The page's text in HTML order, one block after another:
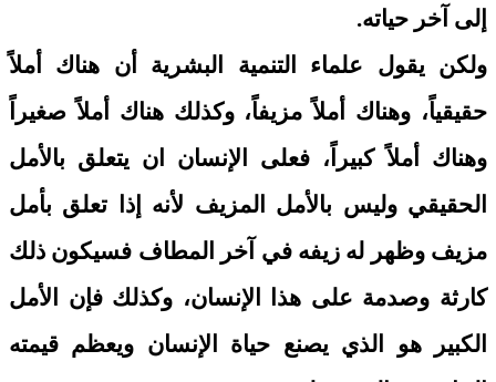
إلى آخر حياته.
ولكن يقول علماء التنمية البشرية أن هناك أملاً
حقيقياً، وهناك أملاً مزيفاً، وكذلك هناك أملاً صغيراً
وهناك أملاً كبيراً، فعلى الإنسان ان يتعلق بالأمل
الحقيقي وليس بالأمل المزيف لأنه إذا تعلق بأمل
مزيف وظهر له زيفه في آخر المطاف فسيكون ذلك
كارثة وصدمة على هذا الإنسان، وكذلك فإن الأمل
الكبير هو الذي يصنع حياة الإنسان ويعظم قيمته